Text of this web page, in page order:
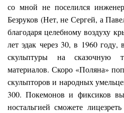
со мной не поселился
Безруков (Нет, не Сергей, а
благодаря целебному воздуху
лет эдак через 30, в 1960 году,
скульптуры на сказочную
материалов. Скоро «Поляна»
скульпторов и народных
300. Покемонов и фиксиков
ностальгией сможете